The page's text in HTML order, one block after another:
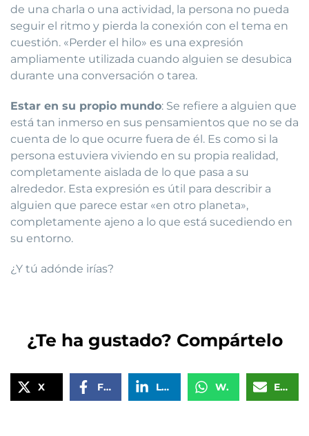
de una charla o una actividad, la persona no pueda
seguir el ritmo y pierda la conexión con el tema en
cuestión. «Perder el hilo» es una expresión
ampliamente utilizada cuando alguien se desubica
durante una conversación o tarea.
Estar en su propio mundo: Se refiere a alguien que
está tan inmerso en sus pensamientos que no se da
cuenta de lo que ocurre fuera de él. Es como si la
persona estuviera viviendo en su propia realidad,
completamente aislada de lo que pasa a su
alrededor. Esta expresión es útil para describir a
alguien que parece estar «en otro planeta»,
completamente ajeno a lo que está sucediendo en
su entorno.
¿Y tú adónde irías?
¿Te ha gustado? Compártelo
X Facebook LinkedIn WhatsApp Email